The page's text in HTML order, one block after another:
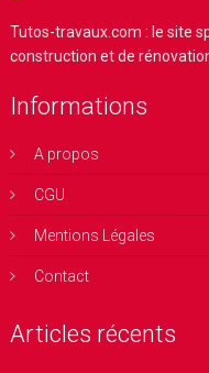
Tutos-travaux.com : le site
construction et de
Informations
A propos
CGU
Mentions Légales
Contact
Articles récents